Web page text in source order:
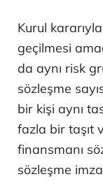
Kurul
geçilmesi
da aynı risk
sözleşme
bir kişi aynı
fazla bir taşıt
finansmanı
sözleşme